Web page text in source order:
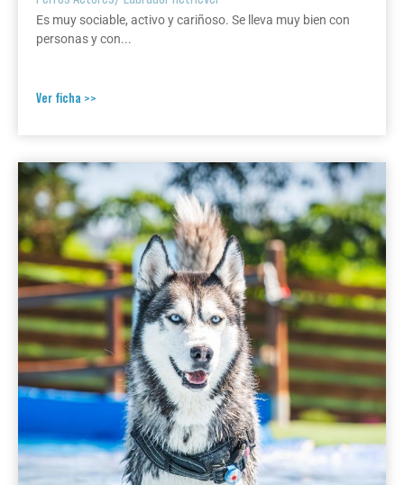
Es muy sociable, activo y cariñoso. Se lleva muy bien con
personas y con...
Ver ficha >>